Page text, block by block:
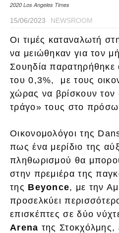
2020 Los Angeles Times
15/06/2023 NEWSROOM
Οι τιμές καταναλωτή
να μειώθηκαν για τον
Σουηδία παρατηρήθηκε
του 0,3%, με τους
χώρας να βρίσκουν τον
τράγο» τους στο
Οικονομολόγοι της
πως ένα μερίδιο της
πληθωρισμού θα
στην πρεμιέρα της
της Beyonce, με την
προσελκύει
επισκέπτες σε δύο
Arena της Στοκχόλμης,